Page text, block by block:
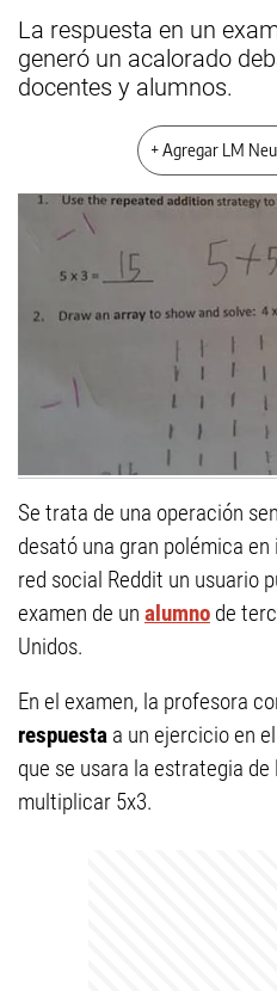
La respuesta en un
generó un acalorado
docentes y alumnos.
+ Agregar LM
Se trata de una operación
desató una gran polémica
red social Reddit un usuario
examen de un alumno de
Unidos.
En el examen, la profesora
respuesta a un ejercicio en
que se usara la estrategia
multiplicar 5x3.